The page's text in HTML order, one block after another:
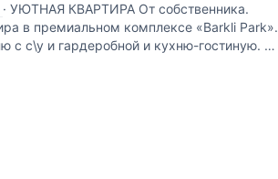
· УЮТНАЯ КВАРТИРА От собственника.
в премиальном комплексе «Barkli Park».
с с\у и гардеробной и кухню-гостиную. В